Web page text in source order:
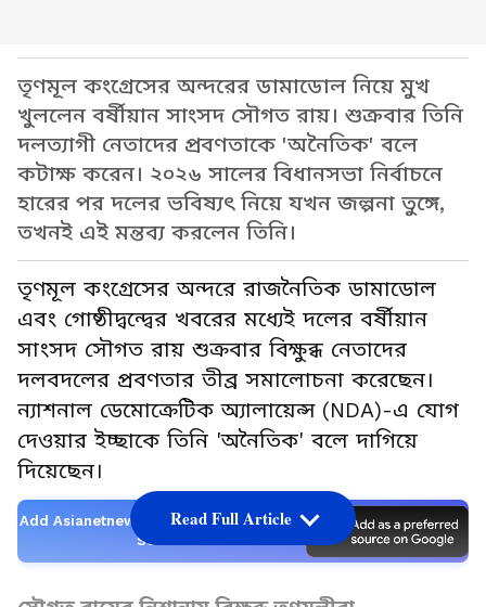
তৃণমূল কংগ্রেসের অন্দরের ডামাডোল নিয়ে মুখ
খুললেন বর্ষীয়ান সাংসদ সৌগত রায়। শুক্রবার তিনি
দলত্যাগী নেতাদের প্রবণতাকে 'অনৈতিক' বলে
কটাক্ষ করেন। ২০২৬ সালের বিধানসভা নির্বাচনে
হারের পর দলের ভবিষ্যৎ নিয়ে যখন জল্পনা তুঙ্গে,
তখনই এই মন্তব্য করলেন তিনি।
তৃণমূল কংগ্রেসের অন্দরে রাজনৈতিক ডামাডোল
এবং গোষ্ঠীদ্বন্দ্বের খবরের মধ্যেই দলের বর্ষীয়ান
সাংসদ সৌগত রায় শুক্রবার বিক্ষুব্ধ নেতাদের
দলবদলের প্রবণতার তীব্র সমালোচনা করেছেন।
ন্যাশনাল ডেমোক্রেটিক অ্যালায়েন্স (NDA)-এ যোগ
দেওয়ার ইচ্ছাকে তিনি 'অনৈতিক' বলে দাগিয়ে
দিয়েছেন।
Add Asianetnews Bangla as a Preferred
Source
Read Full Article